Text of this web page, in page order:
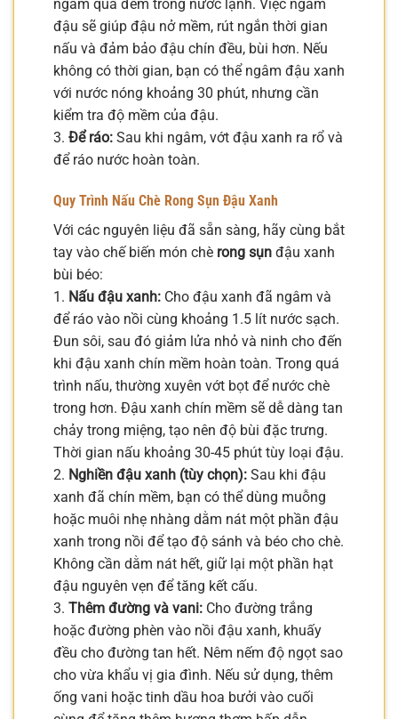
ngâm qua đêm trong nước lạnh. Việc ngâm
đậu sẽ giúp đậu nở mềm, rút ngắn thời gian
nấu và đảm bảo đậu chín đều, bùi hơn. Nếu
không có thời gian, bạn có thể ngâm đậu xanh
với nước nóng khoảng 30 phút, nhưng cần
kiểm tra độ mềm của đậu.
3. Để ráo: Sau khi ngâm, vớt đậu xanh ra rổ và
để ráo nước hoàn toàn.
Quy Trình Nấu Chè Rong Sụn Đậu Xanh
Với các nguyên liệu đã sẵn sàng, hãy cùng bắt
tay vào chế biến món chè rong sụn đậu xanh
bùi béo:
1. Nấu đậu xanh: Cho đậu xanh đã ngâm và
để ráo vào nồi cùng khoảng 1.5 lít nước sạch.
Đun sôi, sau đó giảm lửa nhỏ và ninh cho đến
khi đậu xanh chín mềm hoàn toàn. Trong quá
trình nấu, thường xuyên vớt bọt để nước chè
trong hơn. Đậu xanh chín mềm sẽ dễ dàng tan
chảy trong miệng, tạo nên độ bùi đặc trưng.
Thời gian nấu khoảng 30-45 phút tùy loại đậu.
2. Nghiền đậu xanh (tùy chọn): Sau khi đậu
xanh đã chín mềm, bạn có thể dùng muỗng
hoặc muôi nhẹ nhàng dằm nát một phần đậu
xanh trong nồi để tạo độ sánh và béo cho chè.
Không cần dằm nát hết, giữ lại một phần hạt
đậu nguyên vẹn để tăng kết cấu.
3. Thêm đường và vani: Cho đường trắng
hoặc đường phèn vào nồi đậu xanh, khuấy
đều cho đường tan hết. Nêm nếm độ ngọt sao
cho vừa khẩu vị gia đình. Nếu sử dụng, thêm
ống vani hoặc tinh dầu hoa bưởi vào cuối